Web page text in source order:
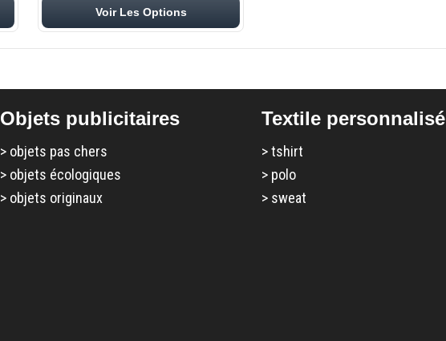
Voir Les Options
Objets publicitaires
> objets pas chers
> objets écologiques
> objets originaux
Textile personnalisé
>tshirt
> polo
> sweat